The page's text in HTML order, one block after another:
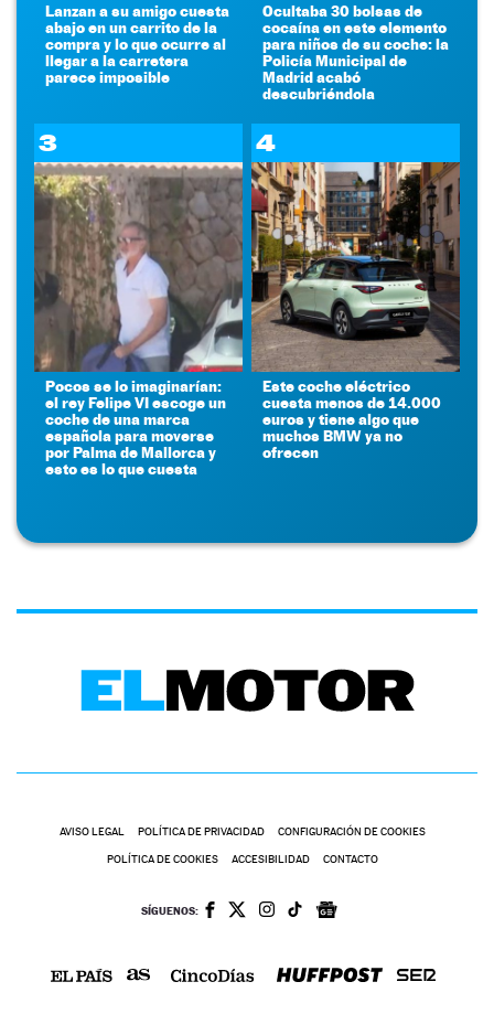
Lanzan a su amigo cuesta
abajo en un carrito de la
compra y lo que ocurre al
llegar a la carretera
parece imposible
Ocultaba 30 bolsas de
cocaína en este elemento
para niños de su coche: la
Policía Municipal de
Madrid acabó
descubriéndola
3
Pocos se lo imaginarían:
el rey Felipe VI escoge un
coche de una marca
española para moverse
por Palma de Mallorca y
esto es lo que cuesta
4
Este coche eléctrico
cuesta menos de 14.000
euros y tiene algo que
muchos BMW ya no
ofrecen
AVISO LEGAL POLÍTICA DE PRIVACIDAD CONFIGURACIÓN DE COOKIES
POLÍTICA DE COOKIES ACCESIBILIDAD CONTACTO
SÍGUENOS: